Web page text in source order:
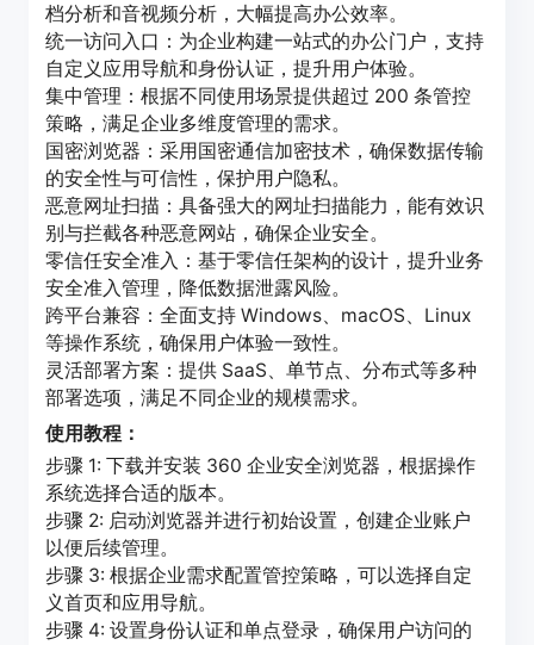
档分析和音视频分析，大幅提高办公效率。
统一访问入口：为企业构建一站式的办公门户，支持
自定义应用导航和身份认证，提升用户体验。
集中管理：根据不同使用场景提供超过 200 条管控
策略，满足企业多维度管理的需求。
国密浏览器：采用国密通信加密技术，确保数据传输
的安全性与可信性，保护用户隐私。
恶意网址扫描：具备强大的网址扫描能力，能有效识
别与拦截各种恶意网站，确保企业安全。
零信任安全准入：基于零信任架构的设计，提升业务
安全准入管理，降低数据泄露风险。
跨平台兼容：全面支持 Windows、macOS、Linux
等操作系统，确保用户体验一致性。
灵活部署方案：提供 SaaS、单节点、分布式等多种
部署选项，满足不同企业的规模需求。
使用教程：
步骤 1: 下载并安装 360 企业安全浏览器，根据操作
系统选择合适的版本。
步骤 2: 启动浏览器并进行初始设置，创建企业账户
以便后续管理。
步骤 3: 根据企业需求配置管控策略，可以选择自定
义首页和应用导航。
步骤 4: 设置身份认证和单点登录，确保用户访问的